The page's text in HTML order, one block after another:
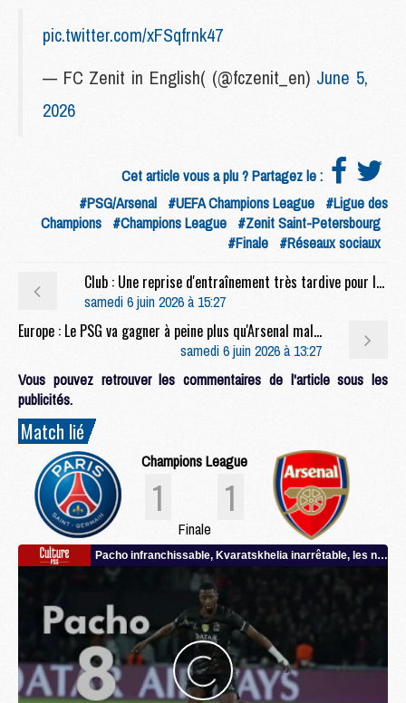
pic.twitter.com/xFSqfrnk47
— FC Zenit in English( (@fczenit_en) June 5,
2026
Cet article vous a plu ? Partagez le :
#PSG/Arsenal #UEFA Champions League #Ligue des
Champions #Champions League #Zenit Saint-Petersbourg
#Finale #Réseaux sociaux
Club : Une reprise d'entraînement très tardive pour le PSG
samedi 6 juin 2026 à 15:27
Europe : Le PSG va gagner à peine plus qu'Arsenal malgré sa victoire
samedi 6 juin 2026 à 13:27
Vous pouvez retrouver les commentaires de l'article sous les
publicités.
Match lié
Champions League
1 1
Finale